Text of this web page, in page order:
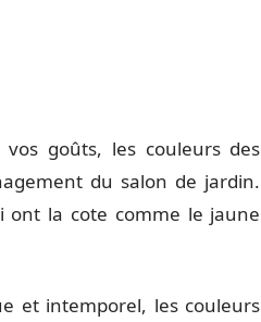
goûts, les couleurs des
du salon de jardin.
ont la cote comme le jaune
et intemporel, les couleurs